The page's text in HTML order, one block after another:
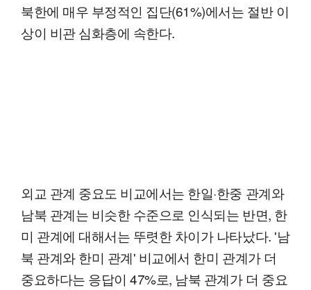
북한에 매우 부정적인 집단(61%)에서는 절반 이
상이 비관 심화층에 속한다.
외교 관계 중요도 비교에서는 한일·한중 관계와
남북 관계는 비슷한 수준으로 인식되는 반면, 한
미 관계에 대해서는 뚜렷한 차이가 나타났다. '남
북 관계와 한미 관계' 비교에서 한미 관계가 더
중요하다는 응답이 47%로, 남북 관계가 더 중요